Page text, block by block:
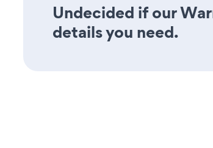
Undecided if our
details you need.